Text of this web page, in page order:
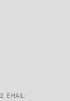
EMAIL: